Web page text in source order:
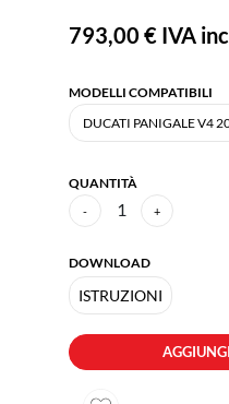
793,00 € IVA
MODELLI COMPATIBILI
QUANTITÀ
- 1 +
DOWNLOAD
ISTRUZIONI